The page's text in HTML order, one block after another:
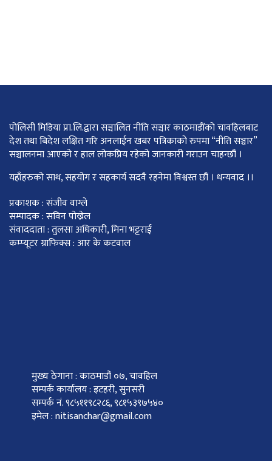
पोलिसी मिडिया प्रा.लि.द्वारा सञ्चालित नीति सञ्चार काठमाडाैंकाे चावहिलबाट
देश तथा बिदेश लक्षित गरि अनलाईन खबर पत्रिकाको रुपमा “नीति सञ्चार”
सञ्चालनमा आएको र हाल लोकप्रिय रहेको जानकारी गराउन चाहन्छौं ।
यहाँहरुको साथ, सहयोग र सहकार्य सदवै रहनेमा विश्वस्त छौं । धन्यवाद ।।
प्रकाशक : संजीव वाग्ले
सम्पादक : सविन पोख्रेल
संवाददाता : तुलसा अधिकारी, मिना भट्टराई
कम्प्यूटर ग्राफिक्स : आर के कटवाल
मुख्य ठेगाना : काठमाडौं ०७, चावहिल
सम्पर्क कार्यालय : इटहरी, सुनसरी
सम्पर्क नं. ९८५११९८२८६, ९८१५३९७५४०
इमेल : nitisanchar@gmail.com